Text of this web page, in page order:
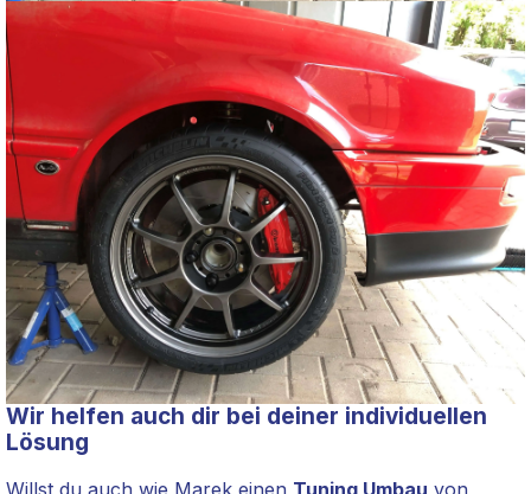
Wir helfen auch dir bei deiner individuellen
Lösung
Willst du auch wie Marek einen Tuning Umbau von